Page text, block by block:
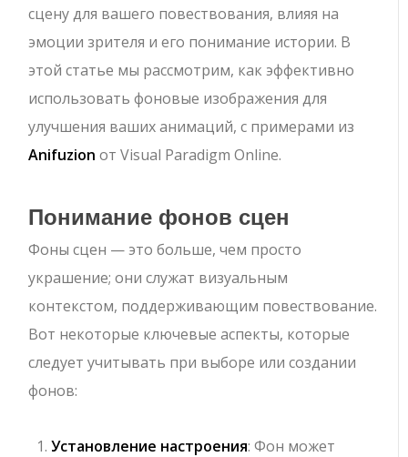
сцену для вашего повествования, влияя на
эмоции зрителя и его понимание истории. В
этой статье мы рассмотрим, как эффективно
использовать фоновые изображения для
улучшения ваших анимаций, с примерами из
Anifuzion от Visual Paradigm Online.
Понимание фонов сцен
Фоны сцен — это больше, чем просто
украшение; они служат визуальным
контекстом, поддерживающим повествование.
Вот некоторые ключевые аспекты, которые
следует учитывать при выборе или создании
фонов:
Установление настроения: Фон может